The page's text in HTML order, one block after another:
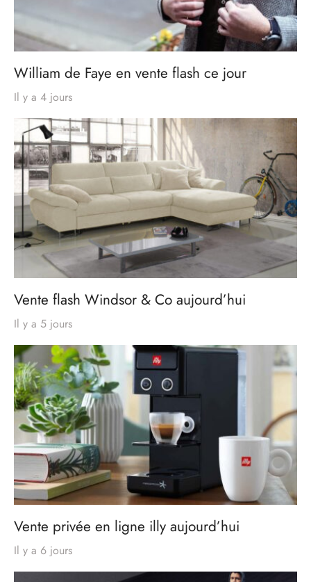
William de Faye en vente flash ce jour
Il y a 4 jours
Vente flash Windsor & Co aujourd’hui
Il y a 5 jours
Vente privée en ligne illy aujourd’hui
Il y a 6 jours